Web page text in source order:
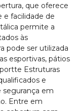
que oferece
e facilidade de
permite a
às
pode ser utilizada
esportivas, pátios
Estruturas
e
segurança em
Entre em